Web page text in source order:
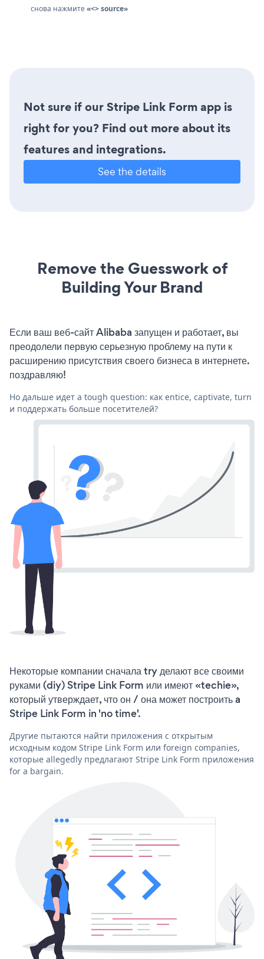
снова нажмите«<> source»
Not sure if our Stripe Link Form app is
right for you? Find out more about its
features and integrations.
See the details
Remove the Guesswork of
Building Your Brand
Если ваш веб-сайт Alibaba запущен и работает, вы
преодолели первую серьезную проблему на пути к
расширению присутствия своего бизнеса в интернете.
поздравляю!
Но дальше идет a tough question: как entice, captivate, turn
и поддержать больше посетителей?
Некоторые компании сначала try делают все своими
руками (diy) Stripe Link Form или имеют «techie»,
который утверждает, что он / она может построить a
Stripe Link Form in 'no time'.
Другие пытаются найти приложения с открытым
исходным кодом Stripe Link Form или foreign companies,
которые allegedly предлагают Stripe Link Form приложения
for a bargain.